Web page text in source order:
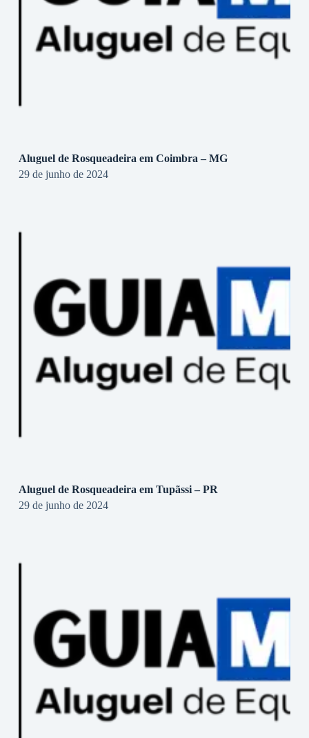
Aluguel de Rosqueadeira em Coimbra – MG
29 de junho de 2024
Aluguel de Rosqueadeira em Tupãssi – PR
29 de junho de 2024